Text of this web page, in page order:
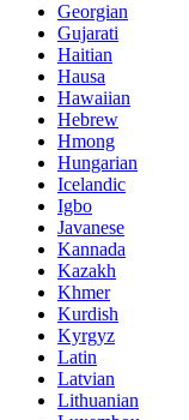
Georgian
Gujarati
Haitian
Hausa
Hawaiian
Hebrew
Hmong
Hungarian
Icelandic
Igbo
Javanese
Kannada
Kazakh
Khmer
Kurdish
Kyrgyz
Latin
Latvian
Lithuanian